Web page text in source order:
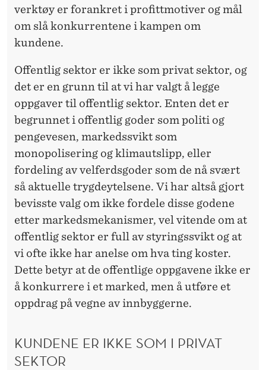
verktøy er forankret i profittmotiver og mål
om slå konkurrentene i kampen om
kundene.
Offentlig sektor er ikke som privat sektor, og
det er en grunn til at vi har valgt å legge
oppgaver til offentlig sektor. Enten det er
begrunnet i offentlig goder som politi og
pengevesen, markedssvikt som
monopolisering og klimautslipp, eller
fordeling av velferdsgoder som de nå svært
så aktuelle trygdeytelsene. Vi har altså gjort
bevisste valg om ikke fordele disse godene
etter markedsmekanismer, vel vitende om at
offentlig sektor er full av styringssvikt og at
vi ofte ikke har anelse om hva ting koster.
Dette betyr at de offentlige oppgavene ikke er
å konkurrere i et marked, men å utføre et
oppdrag på vegne av innbyggerne.
KUNDENE ER IKKE SOM I PRIVAT
SEKTOR